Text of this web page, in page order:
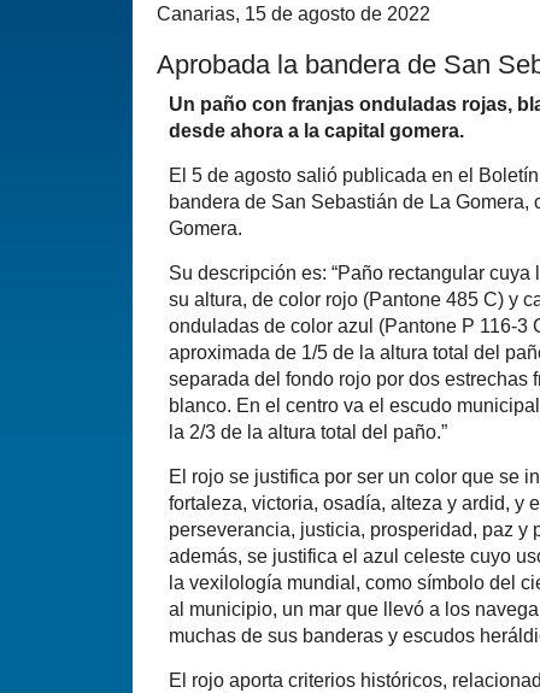
Canarias, 15 de agosto de 2022
Aprobada la bandera de San
Un paño con franjas onduladas rojas,
desde ahora a la capital gomera.
El 5 de agosto salió publicada en el
bandera de San Sebastián de La Gomera,
Gomera.
Su descripción es: “Paño rectangular
su altura, de color rojo (Pantone 485 C) y
onduladas de color azul (Pantone P 116-3
aproximada de 1/5 de la altura total del
separada del fondo rojo por dos estrechas
blanco. En el centro va el escudo
la 2/3 de la altura total del paño.”
El rojo se justifica por ser un color que se
fortaleza, victoria, osadía, alteza y ardid, y
perseverancia, justicia, prosperidad, paz y
además, se justifica el azul celeste cuyo
la vexilología mundial, como símbolo del
al municipio, un mar que llevó a los
muchas de sus banderas y escudos
El rojo aporta criterios históricos,